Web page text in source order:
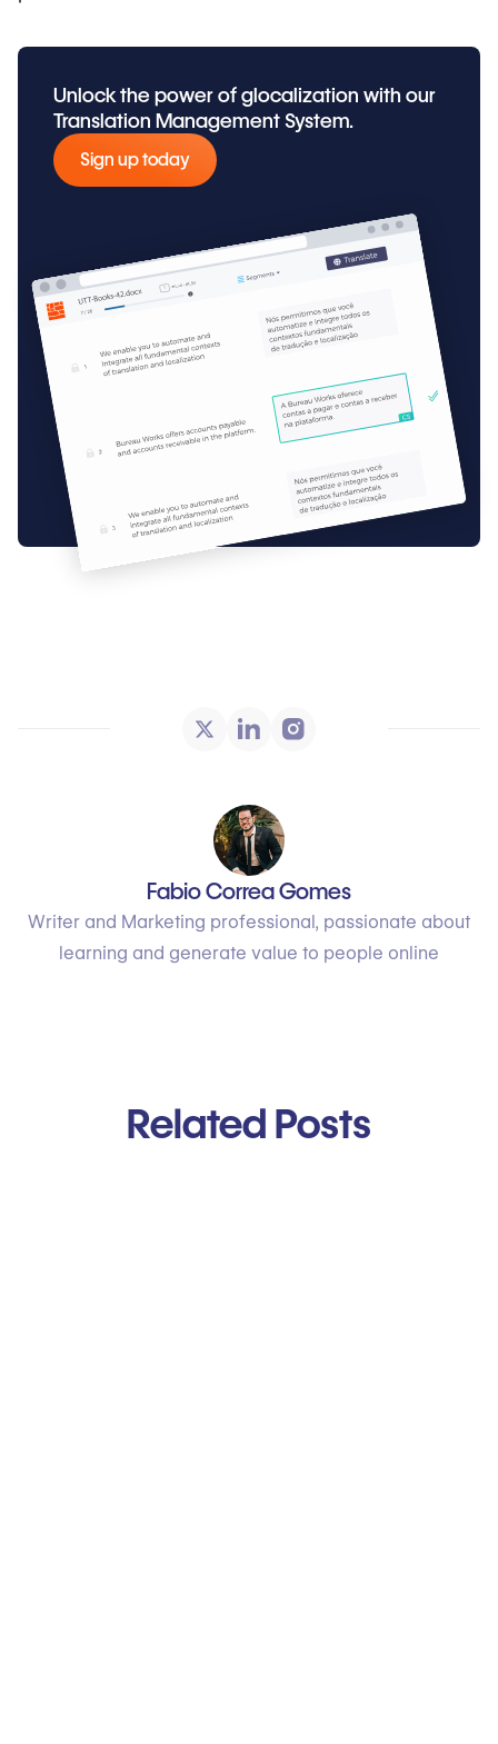
Unlock the power of glocalization with our
Translation Management System.
Sign up today
Fabio Correa Gomes
Writer and Marketing professional, passionate about
learning and generate value to people online
Related Posts